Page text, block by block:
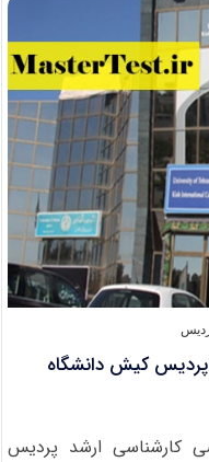
اعلام نتایج آزمون کارشناسی ارشد ۹۸ پردیس کیش دانشگاه
کارشناسی ارشد پردیس